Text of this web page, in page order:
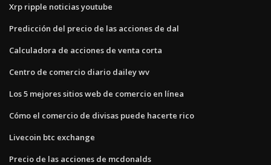
Xrp ripple noticias youtube
Predicción del precio de las acciones de dal
Calculadora de acciones de venta corta
Centro de comercio diario dailey wv
Los 5 mejores sitios web de comercio en línea
Cómo el comercio de divisas puede hacerte rico
Livecoin btc exchange
Precio de las acciones de mcdonalds